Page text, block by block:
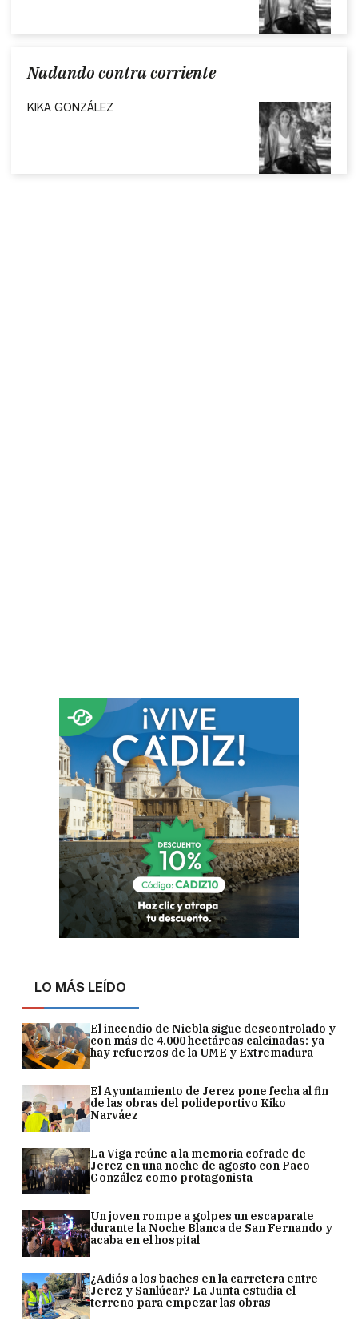
Nadando contra corriente
KIKA GONZÁLEZ
LO MÁS LEÍDO
El incendio de Niebla sigue descontrolado y
con más de 4.000 hectáreas calcinadas: ya
hay refuerzos de la UME y Extremadura
El Ayuntamiento de Jerez pone fecha al fin
de las obras del polideportivo Kiko
Narváez
La Viga reúne a la memoria cofrade de
Jerez en una noche de agosto con Paco
González como protagonista
Un joven rompe a golpes un escaparate
durante la Noche Blanca de San Fernando y
acaba en el hospital
¿Adiós a los baches en la carretera entre
Jerez y Sanlúcar? La Junta estudia el
terreno para empezar las obras